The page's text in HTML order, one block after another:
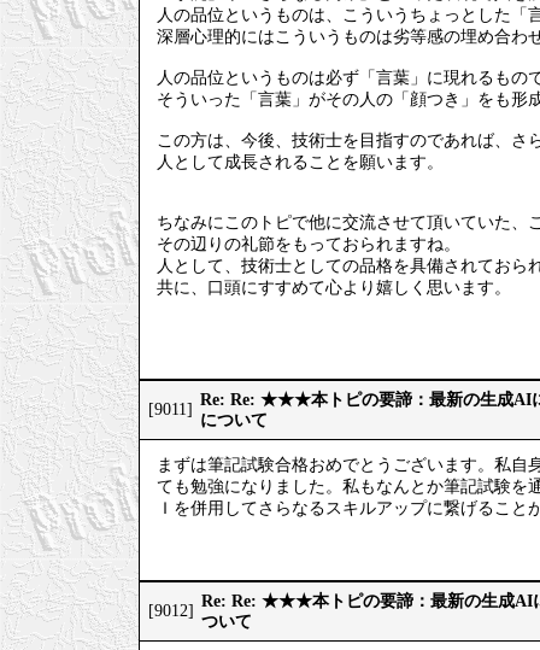
人の品位というものは、こういうちょっとした「
深層心理的にはこういうものは劣等感の埋め合わ
人の品位というものは必ず「言葉」に現れるもの
そういった「言葉」がその人の「顔つき」をも形
この方は、今後、技術士を目指すのであれば、
人として成長されることを願います。
ちなみにこのトピで他に交流させて頂いていた、
その辺りの礼節をもっておられますね。
人として、技術士としての品格を具備されておら
共に、口頭にすすめて心より嬉しく思います。
[9011]
Re: Re: ★★★本トピの要諦：最新の生成AI
について
まずは筆記試験合格おめでとうございます。私
ても勉強になりました。私もなんとか筆記試験を
Ｉを併用してさらなるスキルアップに繋げること
[9012]
Re: Re: ★★★本トピの要諦：最新の生成AI
ついて